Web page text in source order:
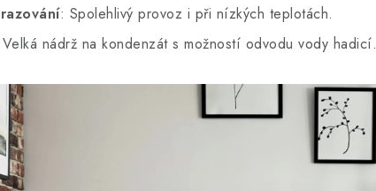
: Spolehlivý provoz i při nízkých teplotách.
nádrž na kondenzát s možností odvodu vody hadicí.